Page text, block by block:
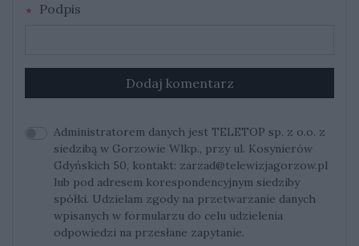
Podpis
Dodaj komentarz
Administratorem danych jest TELETOP sp. z o.o. z
siedzibą w Gorzowie Wlkp., przy ul. Kosynierów
Gdyńskich 50, kontakt: zarzad@telewizjagorzow.pl
lub pod adresem korespondencyjnym siedziby
spółki. Udzielam zgody na przetwarzanie danych
wpisanych w formularzu do celu udzielenia
odpowiedzi na przesłane zapytanie.